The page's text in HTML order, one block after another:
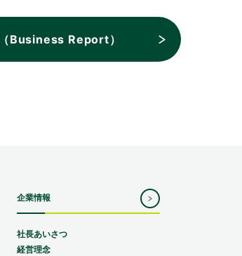
Business Report）
企業情報
社長あいさつ
経営理念